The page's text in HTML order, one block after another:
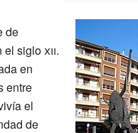
de
el sigloxii.
en
entre
el
de